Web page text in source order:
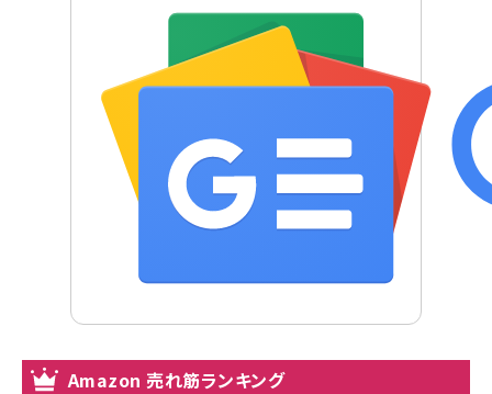
Amazon 売れ筋ランキング